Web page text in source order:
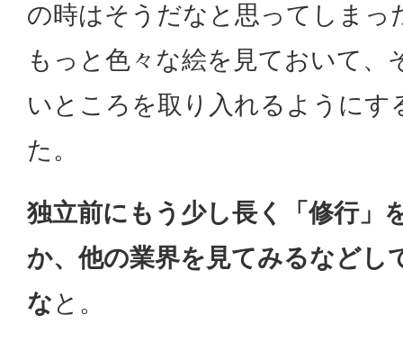
の時はそうだなと思ってしまっ
もっと色々な絵を見ておいて、
いところを取り入れるようにす
た。
独立前にもう少し長く「修行」
か、他の業界を見てみるなどし
な と。